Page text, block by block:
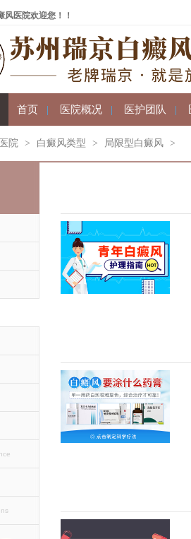
医院欢迎您！！
首页 | 医院概况 | 医护团队 |
院 > 白癜风类型 > 局限型白癜风 >